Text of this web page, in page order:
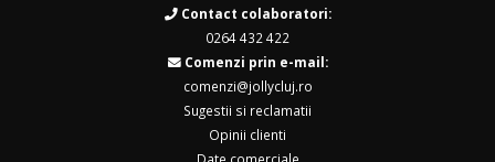
Contact colaboratori:
0264 432 422
Comenzi prin e-mail:
comenzi@jollycluj.ro
Sugestii si reclamatii
Opinii clienti